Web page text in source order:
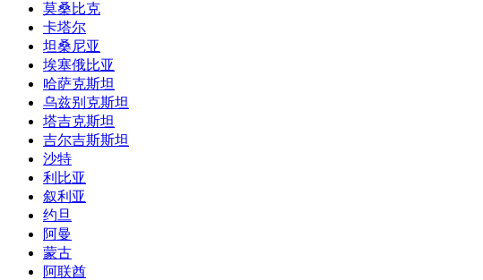
莫桑比克
卡塔尔
坦桑尼亚
埃塞俄比亚
哈萨克斯坦
乌兹别克斯坦
塔吉克斯坦
吉尔吉斯斯坦
沙特
利比亚
叙利亚
约旦
阿曼
蒙古
阿联酋